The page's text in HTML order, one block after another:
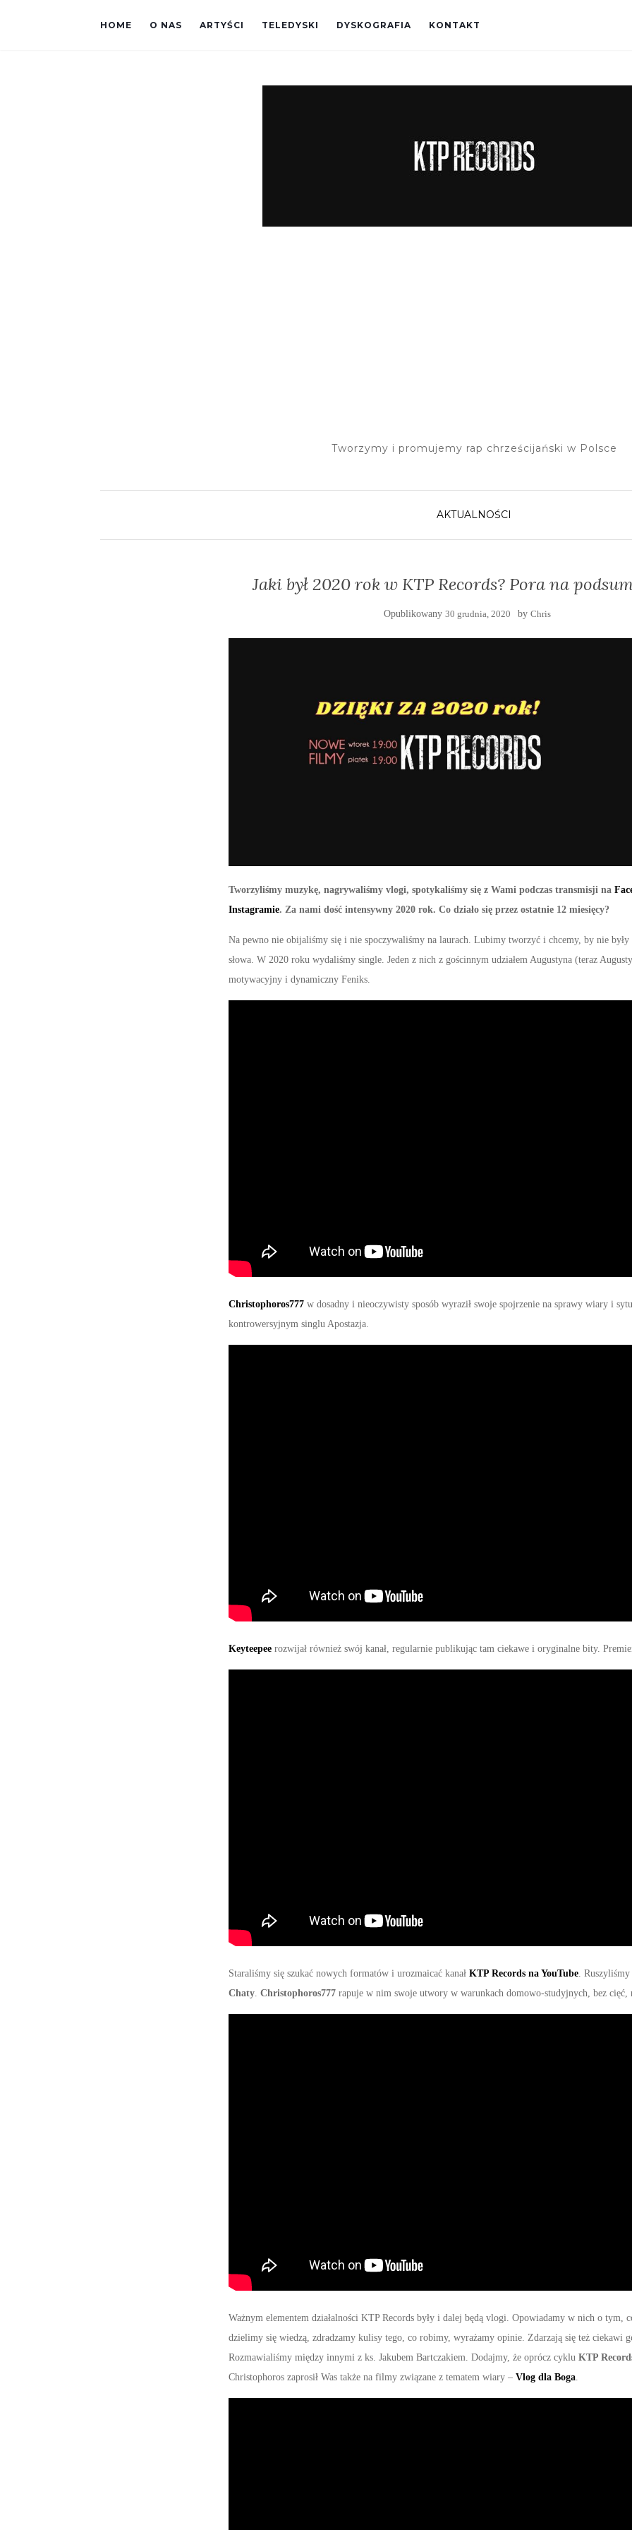
HOME O NAS ARTYŚCI TELEDYSKI DYSKOGRAFIA KONTAKT
Tworzymy i promujemy rap chrześcijański w Polsce
AKTUALNOŚCI
Jaki był 2020 rok w KTP Records? Pora na
Opublikowany 30 grudnia, 2020 by Chris
Tworzyliśmy muzykę, nagrywaliśmy vlogi, spotykaliśmy się z Wami podczas transmisji na
Instagramie. Za nami dość intensywny 2020 rok. Co działo się przez ostatnie 12 miesięcy?
Na pewno nie obijaliśmy się i nie spoczywaliśmy na laurach. Lubimy tworzyć i chcemy, by nie
słowa. W 2020 roku wydaliśmy single. Jeden z nich z gościnnym udziałem Augustyna (teraz
motywacyjny i dynamiczny Feniks.
Christophoros777w dosadny i nieoczywisty sposób wyraził swoje spojrzenie na sprawy wiary i
kontrowersyjnym singlu Apostazja.
Keyteepeerozwijał również swój kanał, regularnie publikując tam ciekawe i oryginalne bity.
Staraliśmy się szukać nowych formatów i urozmaicać kanał KTP Records na YouTube.
Chaty. Christophoros777rapuje w nim swoje utwory w warunkach domowo-studyjnych, bez cięć,
Ważnym elementem działalności KTP Records były i dalej będą vlogi. Opowiadamy w nich o tym,
dzielimy się wiedzą, zdradzamy kulisy tego, co robimy, wyrażamy opinie. Zdarzają się też ciekawi
Rozmawialiśmy między innymi z ks. Jakubem Bartczakiem. Dodajmy, że oprócz cyklu KTP
Christophoros zaprosił Was także na filmy związane z tematem wiary – Vlog dla Boga.